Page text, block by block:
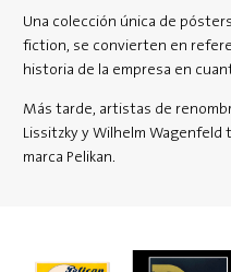
Una colección única de
fiction, se convierten en
historia de la empresa en
Más tarde, artistas de
Lissitzky y Wilhelm
marca Pelikan.